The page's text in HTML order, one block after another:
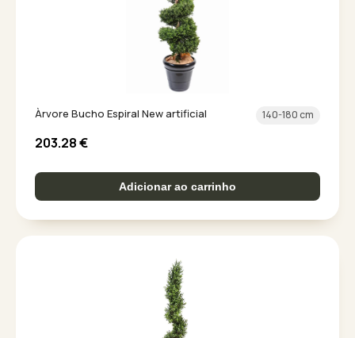
Àrvore Bucho Espiral New artificial 140-180 cm
203.28€
Adicionar ao carrinho